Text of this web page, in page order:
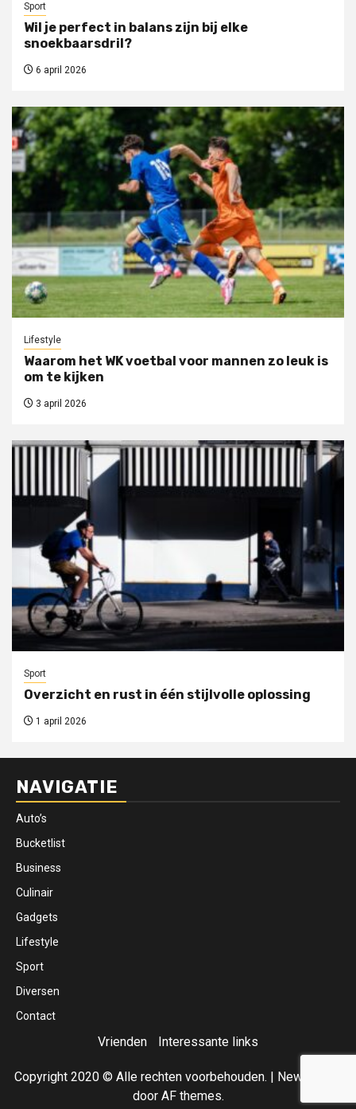
Sport
Wil je perfect in balans zijn bij elke
snoekbaarsdril?
6 april 2026
Lifestyle
Waarom het WK voetbal voor mannen zo leuk is
om te kijken
3 april 2026
Sport
Overzicht en rust in één stijlvolle oplossing
1 april 2026
NAVIGATIE
Auto’s
Bucketlist
Business
Culinair
Gadgets
Lifestyle
Sport
Diversen
Contact
Vrienden Interessante links
Copyright 2020 © Alle rechten voorbehouden. | Newsphere
door AF themes.